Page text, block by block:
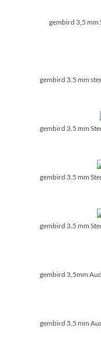
gembird 3,5 mm
gembird 3.5 mm
gembird 3.5 mm
gembird 3.5 mm
gembird 3.5 mm
gembird 3,5mm
gembird 3,5 mm